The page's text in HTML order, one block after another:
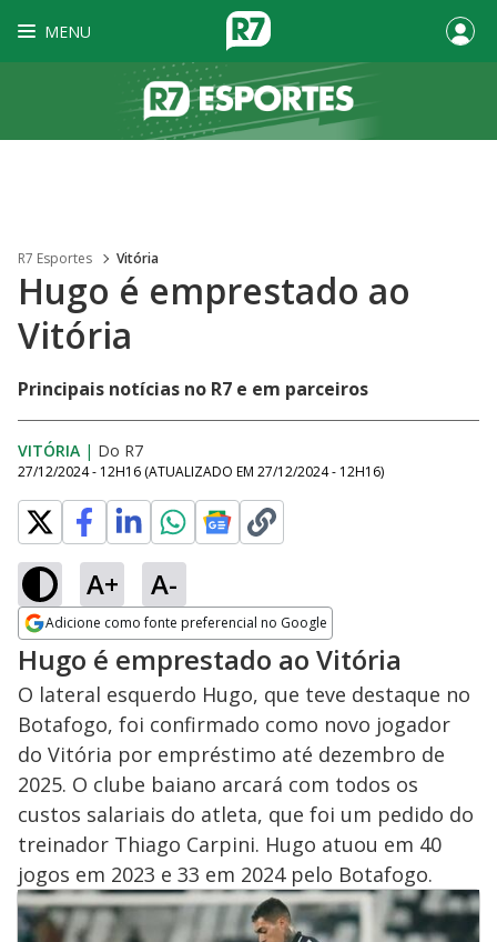
MENU
R7 Esportes Vitória
Hugo é emprestado ao
Vitória
Principais notícias no R7 e em parceiros
VITÓRIA | Do R7
27/12/2024 - 12H16 (ATUALIZADO EM 27/12/2024 - 12H16)
A+ A-
Adicione como fonte preferencial no Google
Opens in new window
Hugo é emprestado ao Vitória
O lateral esquerdo Hugo, que teve destaque no
Botafogo, foi confirmado como novo jogador
do Vitória por empréstimo até dezembro de
2025. O clube baiano arcará com todos os
custos salariais do atleta, que foi um pedido do
treinador Thiago Carpini. Hugo atuou em 40
jogos em 2023 e 33 em 2024 pelo Botafogo.